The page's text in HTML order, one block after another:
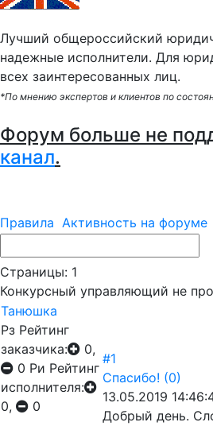
Лучший общероссийский
надежные исполнители. Для
всех заинтересованных лиц.
*По мнению экспертов и клиентов по
Форум больше не
канал.
Правила Активность на форуме
Страницы: 1
Конкурсный управляющий не
Танюшка
Рз Рейтинг
заказчика:
0,
0 Ри Рейтинг
исполнителя:
0,
0
#1
Спасибо! (0)
13.05.2019
Добрый день.